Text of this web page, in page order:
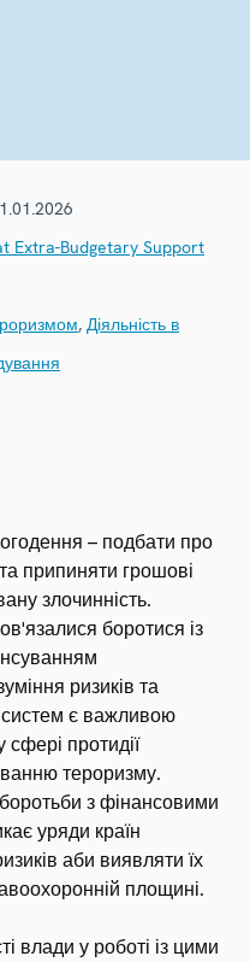
Extra-Budgetary Support
, Діяльність в
– подбати про
припиняти грошові
злочинність.
боротися із
ризиків та
систем є важливою
протидії
тероризму.
з фінансовими
уряди країн
аби виявляти їх
площині.
влади у роботі із цими